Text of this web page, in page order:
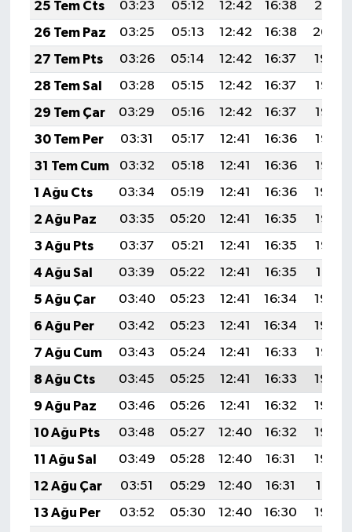
25 Tem Cts
03:23 05:12 12:42 16:38
20:01
26 Tem Paz
03:25 05:13 12:42 16:38
20:00
27 Tem Pts
03:26 05:14 12:42 16:37
19:59
28 Tem Sal
03:28 05:15 12:42 16:37
19:58
29 Tem Çar
03:29 05:16 12:42 16:37
19:57
30 Tem Per
03:31 05:17 12:41 16:36
19:56
31 Tem Cum
03:32 05:18 12:41 16:36
19:55
1 Ağu Cts
03:34 05:19 12:41 16:36
19:54
2 Ağu Paz
03:35 05:20 12:41 16:35
19:53
3 Ağu Pts
03:37 05:21 12:41 16:35
19:52
4 Ağu Sal
03:39 05:22 12:41 16:35
19:51
5 Ağu Çar
03:40 05:23 12:41 16:34
19:50
6 Ağu Per
03:42 05:23 12:41 16:34
19:49
7 Ağu Cum
03:43 05:24 12:41 16:33
19:47
8 Ağu Cts
03:45 05:25 12:41 16:33
19:46
9 Ağu Paz
03:46 05:26 12:41 16:32
19:45
10 Ağu Pts
03:48 05:27 12:40 16:32
19:44
11 Ağu Sal
03:49 05:28 12:40 16:31
19:42
12 Ağu Çar
03:51 05:29 12:40 16:31
19:41
13 Ağu Per
03:52 05:30 12:40 16:30
19:40